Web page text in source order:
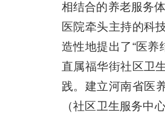
相结合的养老服务
医院牵头主持的科
造性地提出了“医
直属福华街社区卫
践。建立河南省医
（社区卫生服务中